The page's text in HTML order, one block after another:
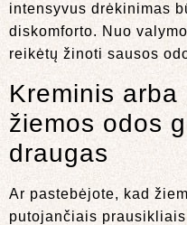
intensyvus drėkinimas
diskomforto. Nuo
reikėtų žinoti sausos
Kreminis
žiemos odos
draugas
Ar pastebėjote, kad
putojančiais